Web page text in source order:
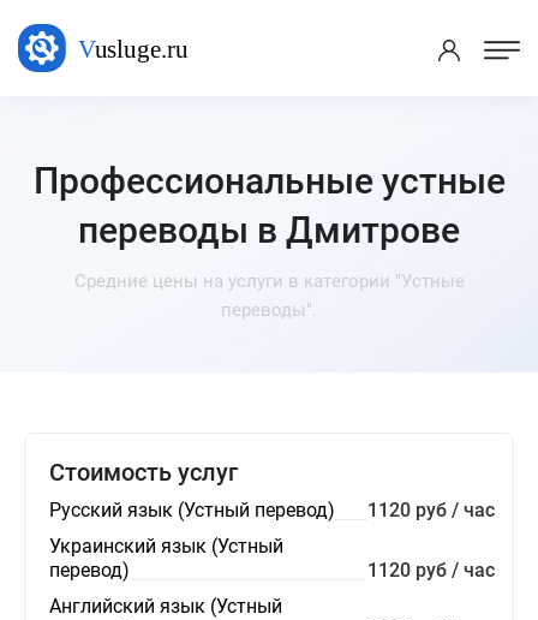
Профессиональные устные
переводы в Дмитрове
Средние цены на услуги в категории "Устные
переводы".
Стоимость услуг
Русский язык (Устный перевод)
1120 руб / час
Украинский язык (Устный
перевод)
1120 руб / час
Английский язык (Устный